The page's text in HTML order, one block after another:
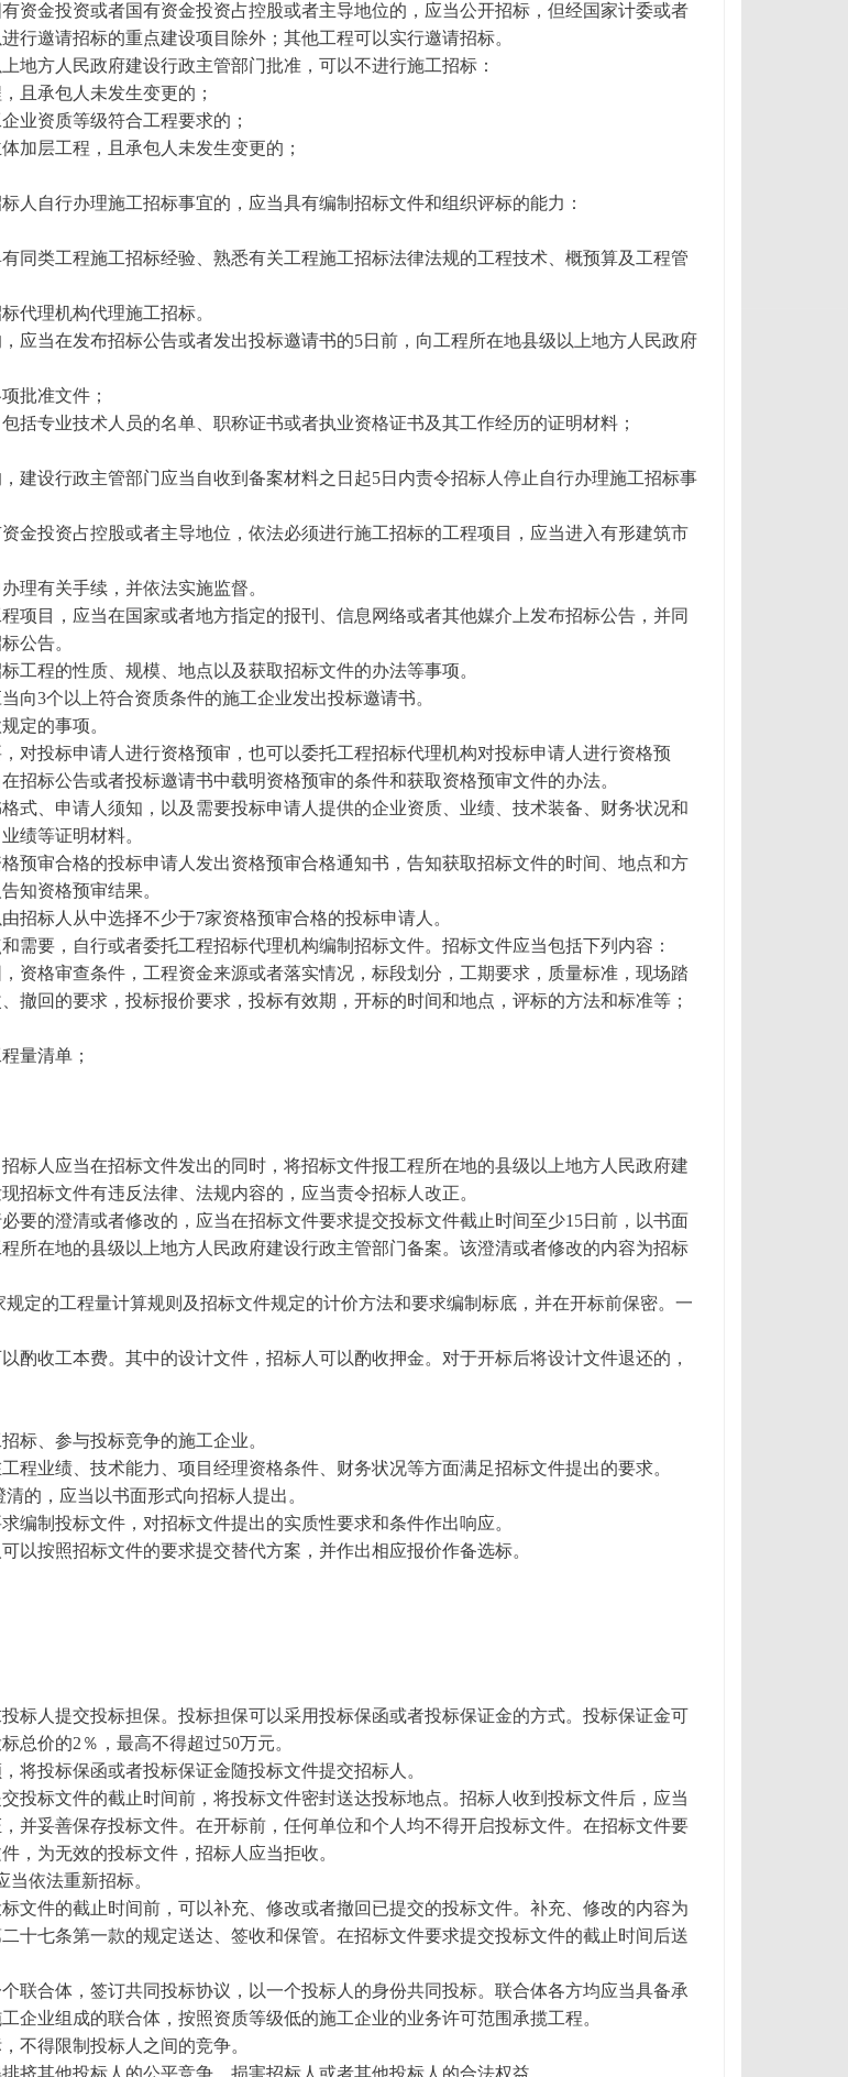
资金投资或者国有资金投资占控股或者主导地位的，应当公开招标，但经国家计委或者
行邀请招标的重点建设项目除外；其他工程可以实行邀请招标。
方人民政府建设行政主管部门批准，可以不进行施工招标：
且承包人未发生变更的；
业资质等级符合工程要求的；
加层工程，且承包人未发生变更的；
自行办理施工招标事宜的，应当具有编制招标文件和组织评标的能力：
同类工程施工招标经验、熟悉有关工程施工招标法律法规的工程技术、概预算及工程管
代理机构代理施工招标。
当在发布招标公告或者发出投标邀请书的5日前，向工程所在地县级以上地方人民政府
批准文件；
括专业技术人员的名单、职称证书或者执业资格证书及其工作经历的证明材料；
建设行政主管部门应当自收到备案材料之日起5日内责令招标人停止自行办理施工招标事
金投资占控股或者主导地位，依法必须进行施工招标的工程项目，应当进入有形建筑市
理有关手续，并依法实施监督。
目，应当在国家或者地方指定的报刊、信息网络或者其他媒介上发布招标公告，并同
公告。
工程的性质、规模、地点以及获取招标文件的办法等事项。
3个以上符合资质条件的施工企业发出投标邀请书。
定的事项。
投标申请人进行资格预审，也可以委托工程招标代理机构对投标申请人进行资格预
招标公告或者投标邀请书中载明资格预审的条件和获取资格预审文件的办法。
式、申请人须知，以及需要投标申请人提供的企业资质、业绩、技术装备、财务状况和
绩等证明材料。
预审合格的投标申请人发出资格预审合格通知书，告知获取招标文件的时间、地点和方
知资格预审结果。
招标人从中选择不少于7家资格预审合格的投标申请人。
要，自行或者委托工程招标代理机构编制招标文件。招标文件应当包括下列内容：
资格审查条件，工程资金来源或者落实情况，标段划分，工期要求，质量标准，现场踏
撤回的要求，投标报价要求，投标有效期，开标的时间和地点，评标的方法和标准等；
量清单；
人应当在招标文件发出的同时，将招标文件报工程所在地的县级以上地方人民政府建
招标文件有违反法律、法规内容的，应当责令招标人改正。
的澄清或者修改的，应当在招标文件要求提交投标文件截止时间至少15日前，以书面
所在地的县级以上地方人民政府建设行政主管部门备案。该澄清或者修改的内容为招标
定的工程量计算规则及招标文件规定的计价方法和要求编制标底，并在开标前保密。一
收工本费。其中的设计文件，招标人可以酌收押金。对于开标后将设计文件退还的，
标、参与投标竞争的施工企业。
程业绩、技术能力、项目经理资格条件、财务状况等方面满足招标文件提出的要求。
的，应当以书面形式向招标人提出。
制投标文件，对招标文件提出的实质性要求和条件作出响应。
以按照招标文件的要求提交替代方案，并作出相应报价作备选标。
标人提交投标担保。投标担保可以采用投标保函或者投标保证金的方式。投标保证金可
总价的2％，最高不得超过50万元。
将投标保函或者投标保证金随投标文件提交招标人。
标文件的截止时间前，将投标文件密封送达投标地点。招标人收到投标文件后，应当
并妥善保存投标文件。在开标前，任何单位和个人均不得开启投标文件。在招标文件要
，为无效的投标文件，招标人应当拒收。
依法重新招标。
件的截止时间前，可以补充、修改或者撤回已提交的投标文件。补充、修改的内容为
十七条第一款的规定送达、签收和保管。在招标文件要求提交投标文件的截止时间后送
合体，签订共同投标协议，以一个投标人的身份共同投标。联合体各方均应当具备承
企业组成的联合体，按照资质等级低的施工企业的业务许可范围承揽工程。
不得限制投标人之间的竞争。
其他投标人的公平竞争，损害招标人或者其他投标人的合法权益。